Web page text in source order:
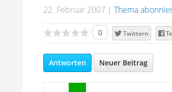
22. Februar 2007 Thema
0 Twittern
Antworten Neuer Beitrag